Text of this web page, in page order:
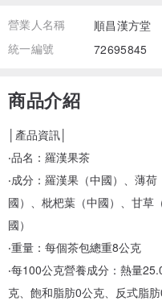
營業人名稱
順昌漢方堂
統一編號
72695845
商品介紹
│產品資訊│
‧品名：羅漢果茶
‧成分：羅漢果（中國）、薄
國）、枇杷葉（中國）、甘草
國）
‧重量：每個茶包總重8公克
‧每100公克營養成分：熱量
克、飽和脂肪0公克、反式脂